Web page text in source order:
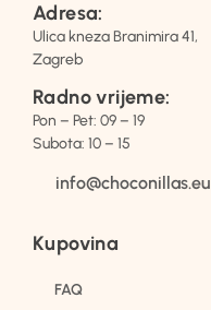
Adresa:
Ulica kneza Branimira 41,
Zagreb
Radno vrijeme:
Pon – Pet: 09 – 19
Subota: 10 – 15
info@choconillas.eu
Kupovina
FAQ